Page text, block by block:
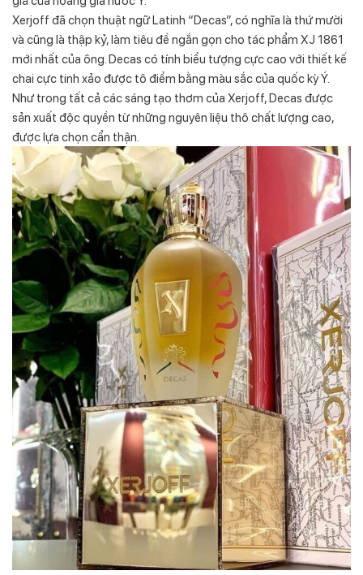
Xerjoff đã chọn thuật ngữ Latinh “Decas”, có nghĩa là thứ mười
và cũng là thập kỷ, làm tiêu đề ngắn gọn cho tác phẩm XJ 1861
mới nhất của ông. Decas có tính biểu tượng cực cao với thiết kế
chai cực tinh xảo được tô điểm bằng màu sắc của quốc kỳ Ý.
Như trong tất cả các sáng tạo thơm của Xerjoff, Decas được
sản xuất độc quyền từ những nguyên liệu thô chất lượng cao,
được lựa chọn cẩn thận.